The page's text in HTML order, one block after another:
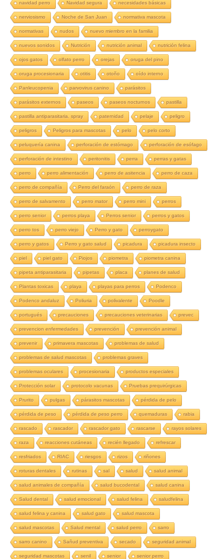
navidad perro Navidad segura necesidades básicas
nerviosismo Noche de San Juan normativa mascota
normativas nudos nuevo miembro en la familia
nuevos sonidos Nutrición nutrición animal nutrición felina
ojos gatos olfato perro orejas oruga del pino
oruga procesionaria otitis otoño oído interno
Panleucopenia parvovirus canino parásitos
parásitos externos paseos paseos nocturnos pastilla
pastilla antiparasitaria. spray paternidad pelaje peligro
peligros Peligros para mascotas pelo pelo corto
peluquería canina perforación de estómago perforación de esófago
perforación de intestino peritonitis perra perras y gatas
perro perro alimentación perro de asitencia perro de caza
perro de compañía Perro del faraón perro de raza
perro de salvamento perro mator perro mini perros
perro senior perros playa Perros senior perros y gatos
perro tos perro viejo Perro y gato perroygato
perro y gatos Perro y gato salud picadura picadura insecto
piel piel gato Piojos piometra piometra canina
pipeta antiparasitaria pipetas placa planes de salud
Plantas toxicas playa playas para perros Podenco
Podenco andaluz Poliuria polivalente Poodle
portugués precauciones precauciones veterinarias prevec
prevencion enfermedades prevención prevención animal
prevenir primavera mascotas problemas de salud
problemas de salud mascotas problemas graves
problemas oculares procesionaria productos especiales
Protección solar protocolo vacunas Pruebas prequirúrgicas
Prurito pulgas párasitos mascotas pérdida de pelo
pérdida de peso pérdida de peso perro quemaduras rabia
rascado rascador rascador gato rascarse rayos solares
raza reacciones cutáneas recién llegado refrescar
resfriados RIAC riesgos rizos riñones
roturas dentales rutinas sal salud salud animal
salud animales de compañía salud bucodental salud canina
Salud dental salud emocional salud felina saludfelina
salud felina y canina salud gato salud mascota
salud mascotas Salud mental salud perro sarro
sarro canino Sañud preventiva secado seguridad animal
seguridad mascotas senil senior senior perro